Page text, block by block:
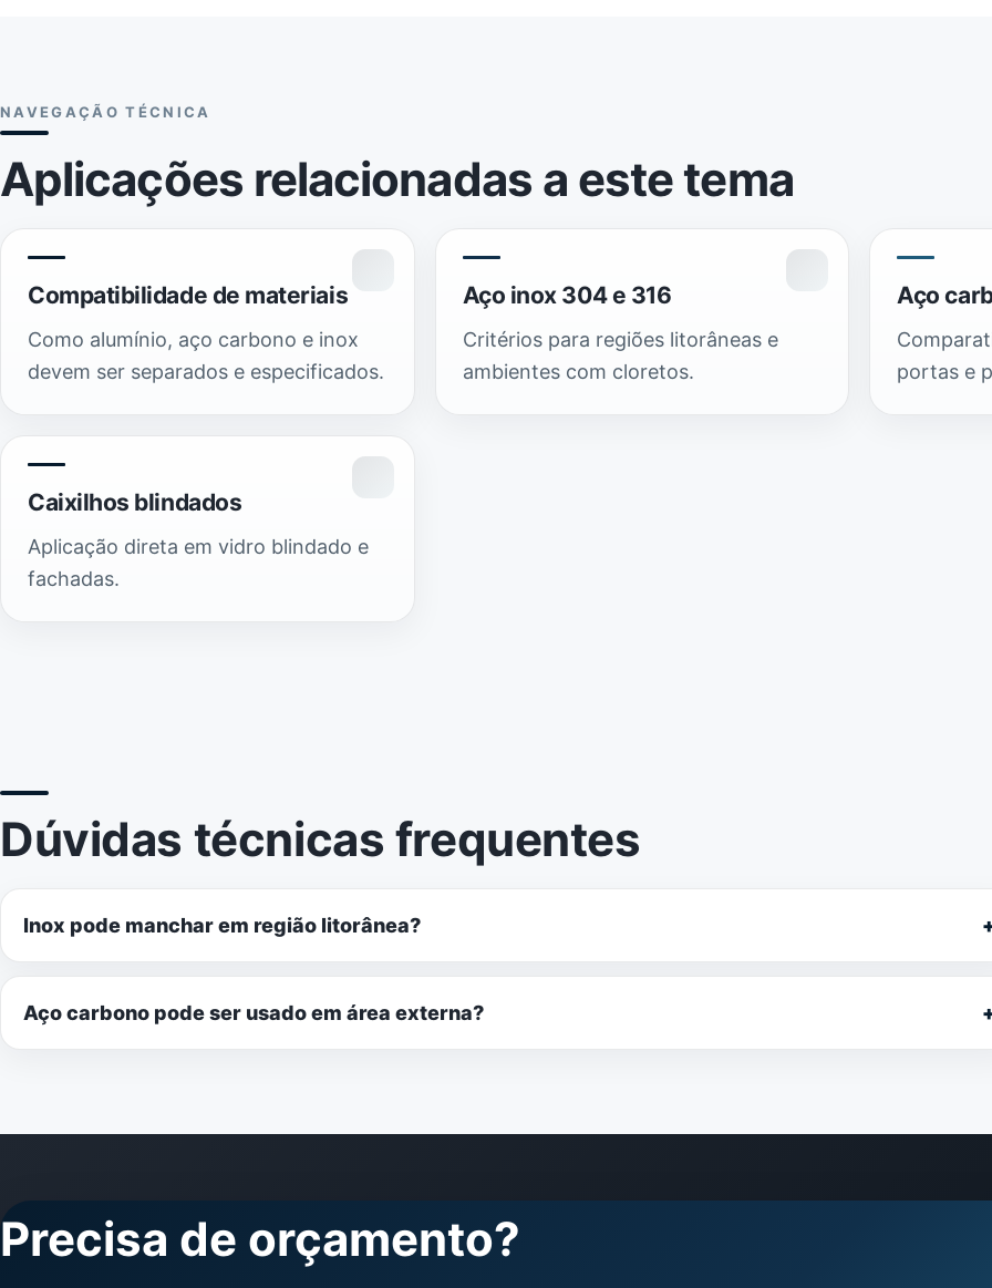
NAVEGAÇÃO TÉCNICA
Aplicações relacionadas a este tema
Compatibilidade de materiais
Como alumínio, aço carbono e inox
devem ser separados e especificados.
Aço inox 304 e 316
Critérios para regiões litorâneas e
ambientes com cloretos.
Aço
portas e
Caixilhos blindados
Aplicação direta em vidro blindado e
fachadas.
Dúvidas técnicas frequentes
Inox pode manchar em região litorânea?
Aço carbono pode ser usado em área externa?
Precisa de orçamento?